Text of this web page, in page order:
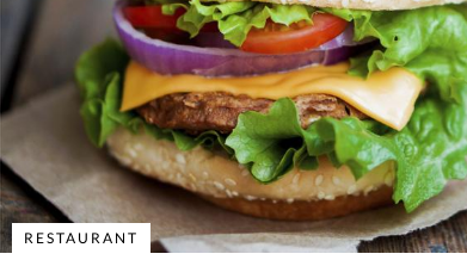
RESTAURANT